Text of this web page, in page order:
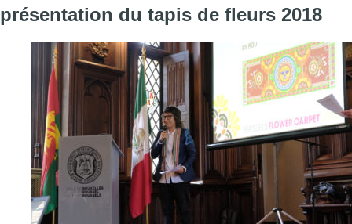
présentation du tapis de fleurs 2018